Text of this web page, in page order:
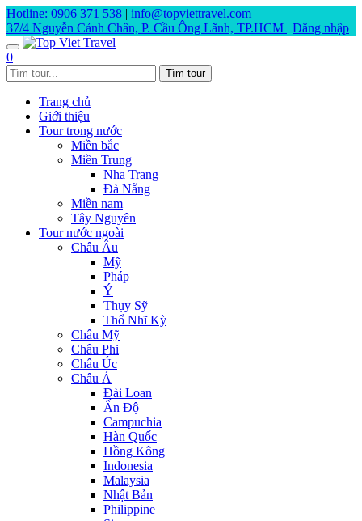
Hotline: 0906 371 538 | info@topviettravel.com
37/4 Nguyễn Cảnh Chân, P. Cầu Ông Lãnh, TP.HCM | Đăng nhập
0
Trang chủ
Giới thiệu
Tour trong nước
Miền bắc
Miền Trung
Nha Trang
Đà Nẵng
Miền nam
Tây Nguyên
Tour nước ngoài
Châu Âu
Mỹ
Pháp
Ý
Thụy Sỹ
Thổ Nhĩ Kỳ
Châu Mỹ
Châu Phi
Châu Úc
Châu Á
Đài Loan
Ấn Độ
Campuchia
Hàn Quốc
Hồng Kông
Indonesia
Malaysia
Nhật Bản
Philippine